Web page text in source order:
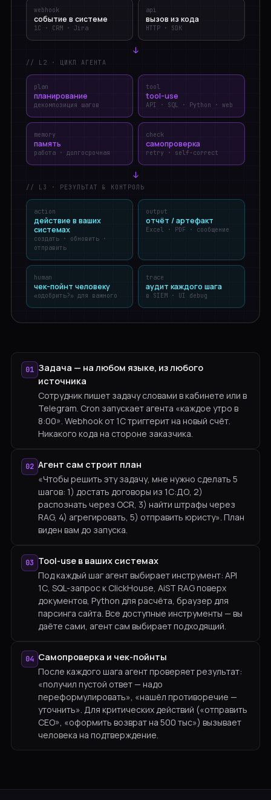
webhook
событие в системе
1С · CRM · Jira
api
вызов из кода
HTTP · SDK
↓
// L2 · ЦИКЛ АГЕНТА
plan
планирование
декомпозиция шагов
tool
tool-use
API · SQL · Python · web
memory
память
работа · долгосрочная
check
самопроверка
retry · self-correct
↓
// L3 · РЕЗУЛЬТАТ & КОНТРОЛЬ
action
действие в ваших
системах
создать · обновить ·
отправить
output
отчёт / артефакт
Excel · PDF · сообщение
human
чек-пойнт человеку
«одобрить?» для важного
trace
аудит каждого шага
в SIEM · UI debug
01 Задача — на любом языке, из любого
источника
Сотрудник пишет задачу словами в кабинете или в
Telegram. Cron запускает агента «каждое утро в
8:00». Webhook от 1С триггерит на новый счёт.
Никакого кода на стороне заказчика.
02 Агент сам строит план
«Чтобы решить эту задачу, мне нужно сделать 5
шагов: 1) достать договоры из 1С:ДО, 2)
распознать через OCR, 3) найти штрафы через
RAG, 4) агрегировать, 5) отправить юристу». План
виден вам до запуска.
03 Tool-use в ваших системах
Под каждый шаг агент выбирает инструмент: API
1С, SQL-запрос к ClickHouse, AiST RAG поверх
документов, Python для расчёта, браузер для
парсинга сайта. Все доступные инструменты — вы
даёте сами, агент сам выбирает подходящий.
04 Самопроверка и чек-пойнты
После каждого шага агент проверяет результат:
«получил пустой ответ — надо
переформулировать», «нашёл противоречие —
уточнить». Для критических действий («отправить
CEO», «оформить возврат на 500 тыс») вызывает
человека на подтверждение.